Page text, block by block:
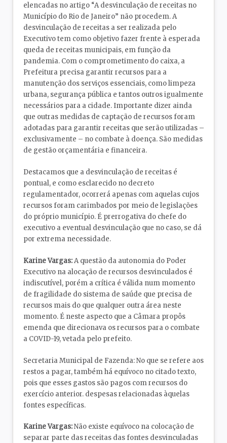
elencadas no artigo “A desvinculação de receitas no
Município do Rio de Janeiro” não procedem. A
desvinculação de receitas a ser realizada pelo
Executivo tem como objetivo fazer frente à esperada
queda de receitas municipais, em função da
pandemia. Com o comprometimento do caixa, a
Prefeitura precisa garantir recursos para a
manutenção dos serviços essenciais, como limpeza
urbana, segurança pública e tantos outros igualmente
necessários para a cidade. Importante dizer ainda
que outras medidas de captação de recursos foram
adotadas para garantir receitas que serão utilizadas –
exclusivamente – no combate à doença. São medidas
de gestão orçamentária e financeira.
Destacamos que a desvinculação de receitas é
pontual, e como esclarecido no decreto
regulamentador, ocorrerá apenas com aquelas cujos
recursos foram carimbados por meio de legislações
do próprio município. É prerrogativa do chefe do
executivo a eventual desvinculação que no caso, se dá
por extrema necessidade.
Karine Vargas:A questão da autonomia do Poder
Executivo na alocação de recursos desvinculados é
indiscutível, porém a crítica é válida num momento
de fragilidade do sistema de saúde que precisa de
recursos mais do que qualquer outra área neste
momento. É neste aspecto que a Câmara propôs
emenda que direcionava os recursos para o combate
a COVID-19, vetada pelo prefeito.
Secretaria Municipal de Fazenda: No que se refere aos
restos a pagar, também há equívoco no citado texto,
pois que esses gastos são pagos com recursos do
exercício anterior. despesas relacionadas àquelas
fontes específicas.
Karine Vargas:Não existe equívoco na colocação de
separar parte das receitas das fontes desvinculadas